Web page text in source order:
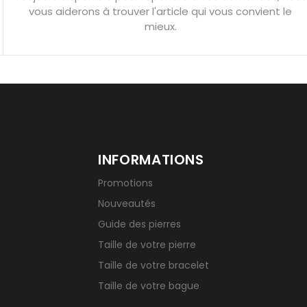
gemme ? Signification des pierres de naissance
vous aiderons à trouver l'article qui vous convient le
mieux.
INFORMATIONS
Promotions
Nouveautés
Guide des pierres
Taille de votre pierre
Taille de votre bracelet
Taille de votre bague